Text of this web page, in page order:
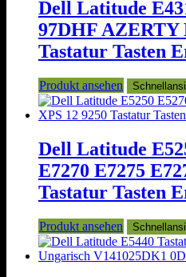
Dell Latitude
97DHF AZERTY
Tastatur Tasten
Produkt ansehen
Dell Latitude
E7270 E7275
Tastatur Tasten
Produkt ansehen